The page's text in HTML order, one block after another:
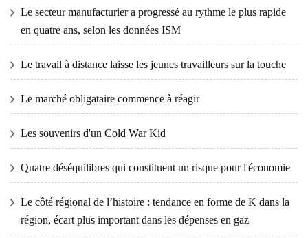
Le secteur manufacturier a progressé au rythme le plus rapide
en quatre ans, selon les données ISM
Le travail à distance laisse les jeunes travailleurs sur la touche
Le marché obligataire commence à réagir
Les souvenirs d'un Cold War Kid
Quatre déséquilibres qui constituent un risque pour l'économie
Le côté régional de l’histoire : tendance en forme de K dans la
région, écart plus important dans les dépenses en gaz